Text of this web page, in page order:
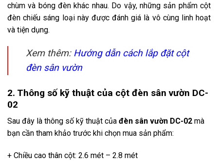
chùm và bóng đèn khác nhau. Do vậy, những sản phẩm cột
đèn chiếu sáng loại này được đánh giá là vô cùng linh hoạt
và tiện dụng.
Xem thêm: Hướng dẫn cách lắp đặt cột
đèn sân vườn
2. Thông số kỹ thuật của cột đèn sân vườn DC-
02
Sau đây là thông số kỹ thuật của đèn sân vườn DC-02 mà
bạn cần tham khảo trước khi chọn mua sản phẩm:
+ Chiều cao thân cột: 2.6 mét – 2.8 mét